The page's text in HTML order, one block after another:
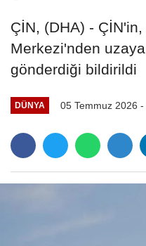
ÇİN, (DHA) -
Merkezi'nden
gönderdiği bildirildi
DÜNYA 05 Temmuz 2026 -